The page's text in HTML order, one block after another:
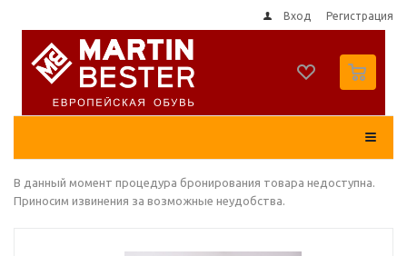
Вход Регистрация
В данный момент процедура бронирования товара недоступна.
Приносим извинения за возможные неудобства.